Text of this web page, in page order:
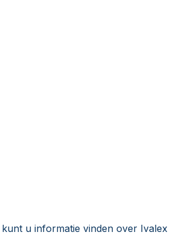
kunt u informatie vinden over Ivalex